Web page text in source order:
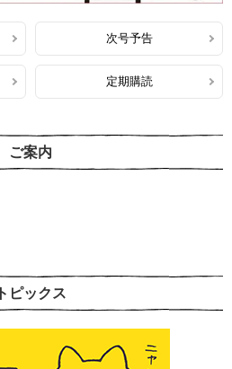
次号予告
定期購読
ご案内
トピックス